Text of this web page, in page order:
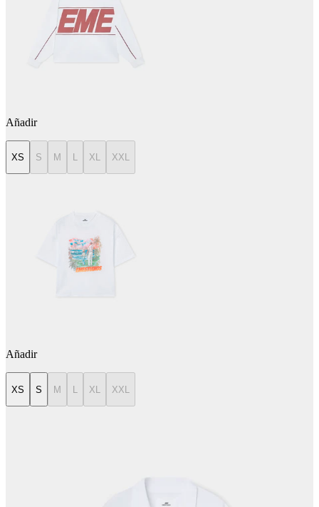
Añadir
XS S M XL XXL
Añadir
XS S M L XL XXL